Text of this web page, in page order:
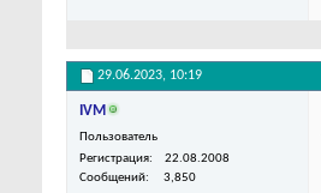
29.06.2023, 10:19
IVM
Пользователь
Регистрация
22.08.2008
Сообщений
3,850